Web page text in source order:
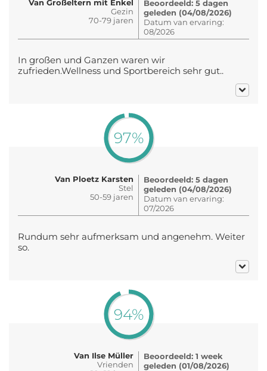
Van Großeltern mit Enkel
Gezin
70-79 jaren
Beoordeeld: 5 dagen
geleden (04/08/2026)
Datum van ervaring:
08/2026
In großen und Ganzen waren wir
zufrieden.Wellness und Sportbereich sehr gut..
97%
Van Ploetz Karsten
Stel
50-59 jaren
Beoordeeld: 5 dagen
geleden (04/08/2026)
Datum van ervaring:
07/2026
Rundum sehr aufmerksam und angenehm. Weiter
so.
94%
Van Ilse Müller
Vrienden
Beoordeeld: 1 week
geleden (01/08/2026)